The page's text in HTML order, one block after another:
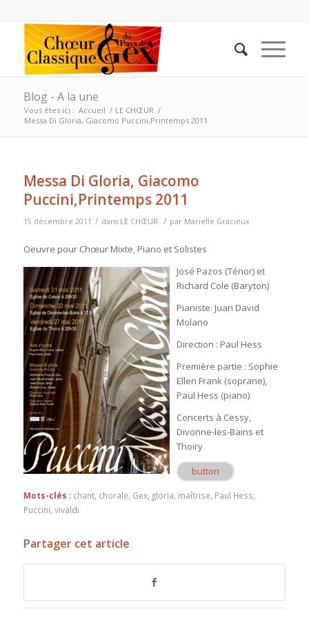
Blog - A la une
Vous êtes ici : Accueil / LE CHŒUR /
Messa Di Gloria, Giacomo Puccini,Printemps 2011
Messa Di Gloria, Giacomo
Puccini,Printemps 2011
15 décembre 2011 / dans LE CHŒUR / par Marielle Gracieux
Oeuvre pour Chœur Mixte, Piano et Solistes
José Pazos (Ténor) et
Richard Cole (Baryton)
Pianiste: Juan David
Molano
Direction : Paul Hess
Première partie : Sophie
Ellen Frank (soprane),
Paul Hess (piano)
Concerts à Cessy,
Divonne-les-Bains et
Thoiry
button
Mots-clés : chant, chorale, Gex, gloria, maîtrise, Paul Hess,
Puccini, vivaldi
Partager cet article